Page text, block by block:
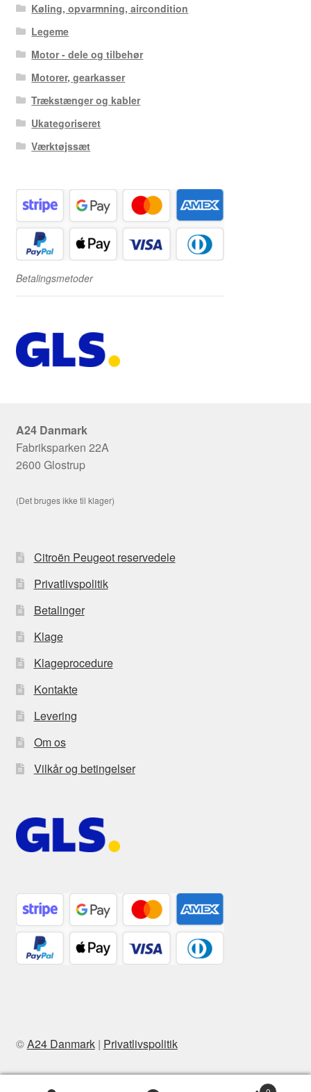
Køling, opvarmning, aircondition
Legeme
Motor - dele og tilbehør
Motorer, gearkasser
Trækstænger og kabler
Ukategoriseret
Værktøjssæt
Betalingsmetoder
A24 Danmark
Fabriksparken 22A
2600 Glostrup
(Det bruges ikke til klager)
Citroën Peugeot reservedele
Privatlivspolitik
Betalinger
Klage
Klageprocedure
Kontakte
Levering
Om os
Vilkår og betingelser
©A24 Danmark| Privatlivspolitik